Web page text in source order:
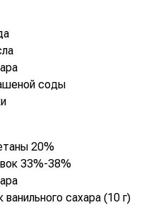
соды
20%
33%-38%
ванильного сахара (10 г)